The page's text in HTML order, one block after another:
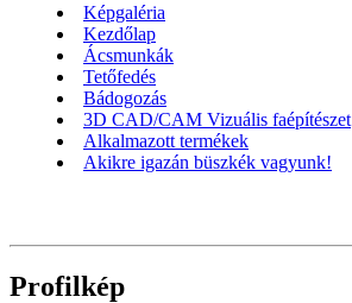
Képgaléria
Kezdőlap
Ácsmunkák
Tetőfedés
Bádogozás
3D CAD/CAM Vizuális faépítészet
Alkalmazott termékek
Akikre igazán büszkék vagyunk!
Profilkép